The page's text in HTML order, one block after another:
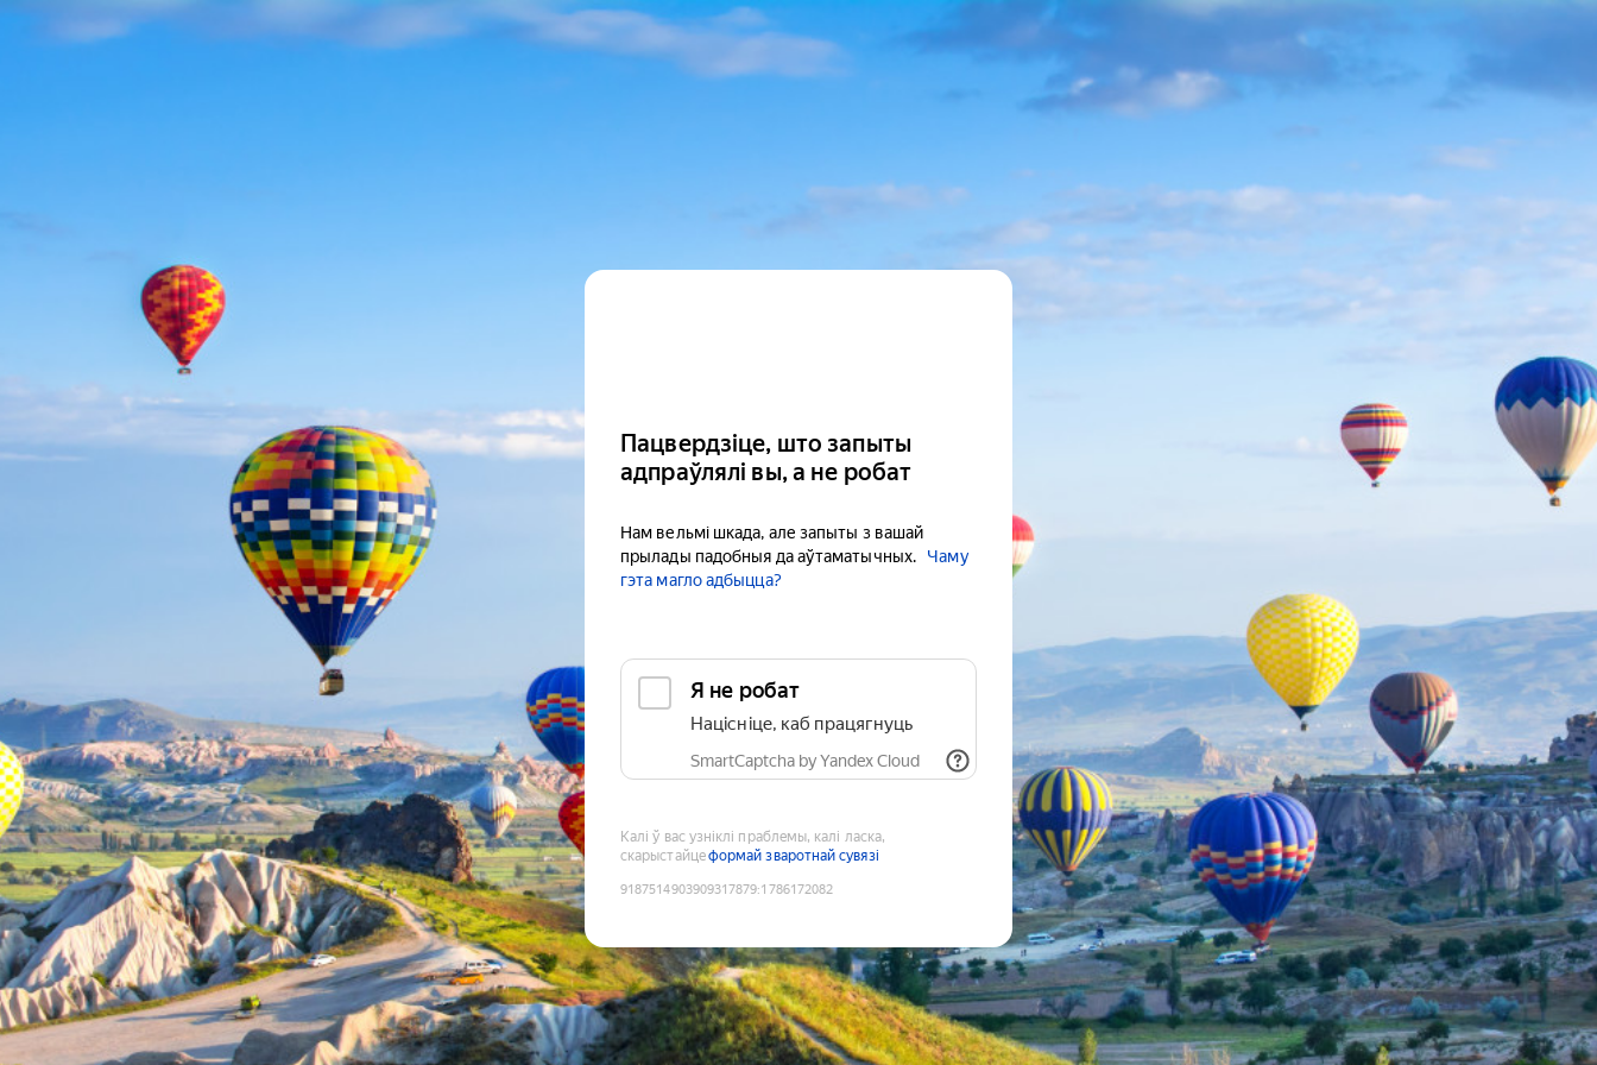
Пацвердзіце, што запыты
адпраўлялі вы, а не робат
Нам вельмі шкада, але запыты з вашай
прылады падобныя да аўтаматычных.
Чаму
гэта магло адбыцца?
Я не робат
Націсніце, каб працягнуць
SmartCaptcha by Yandex Cloud
Калі ў вас узніклі праблемы, калі ласка,
скарыстайцеформай зваротнай сувязі
9187514903909317879:1786172082